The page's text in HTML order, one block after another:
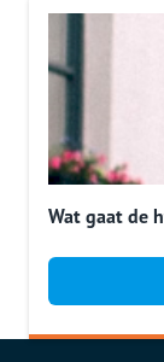
Wat gaat de